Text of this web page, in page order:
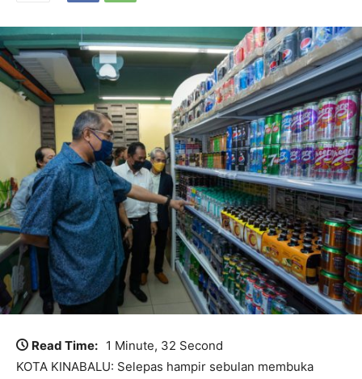
Read Time: 1 Minute, 32 Second
KOTA KINABALU: Selepas hampir sebulan membuka